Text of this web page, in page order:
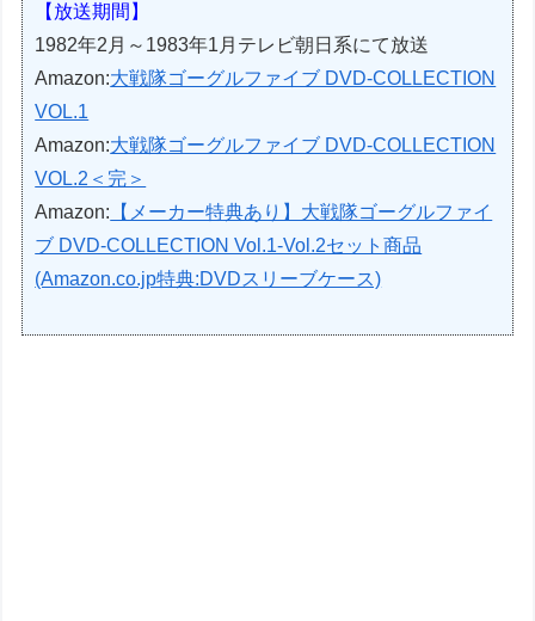
【放送期間】
1982年2月～1983年1月テレビ朝日系にて放送
Amazon:大戦隊ゴーグルファイブ DVD-COLLECTION
VOL.1
Amazon:大戦隊ゴーグルファイブ DVD-COLLECTION
VOL.2＜完＞
Amazon: 【メーカー特典あり】大戦隊ゴーグルファイ
ブ DVD-COLLECTION Vol.1-Vol.2セット商品
(Amazon.co.jp特典:DVDスリーブケース)